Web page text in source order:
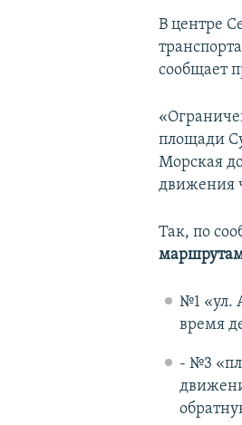
В центре
сообщает
площади
Морская
движения
Так, по
№1 «ул.
время
- №3